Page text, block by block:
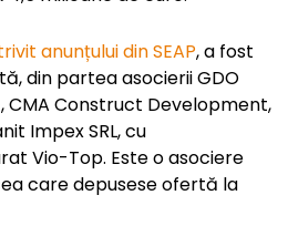
anunțului din SEAP, a fost
din partea asocierii GDO
CMA Construct Development,
Impex SRL, cu
Vio-Top. Este o asociere
care depusese ofertă la